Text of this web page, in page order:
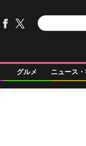
グルメ ニュース